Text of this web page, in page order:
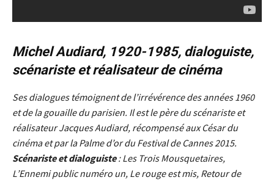
Michel Audiard, 1920-1985, dialoguiste,
scénariste et réalisateur de cinéma
Ses dialogues témoignent de l’irrévérence des années 1960
et de la gouaille du parisien. Il est le père du scénariste et
réalisateur JacquesAudiard, récompensé aux César du
cinéma et par la Palme d’or du Festival de Cannes 2015.
Scénariste et dialoguiste: Les Trois Mousquetaires,
L’Ennemi public numéro un, Le rouge est mis, Retour de